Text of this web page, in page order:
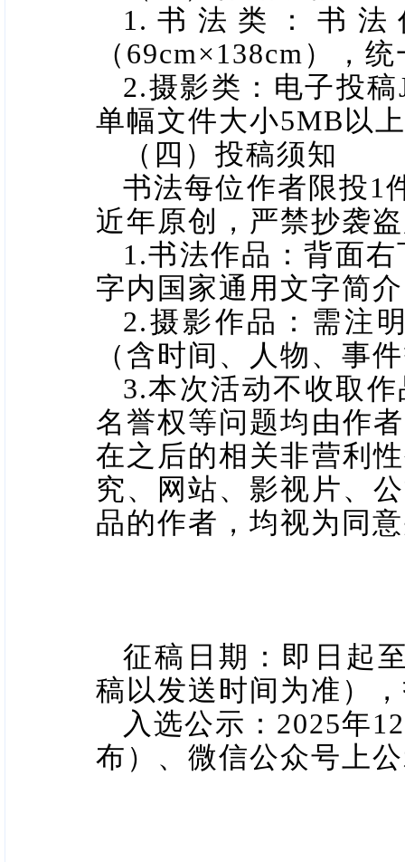
1. 书法类：书
（ 69cm×138cm），
2.摄影类：电子投稿
单幅文件大小5MB以
（四）投稿须知
书法每位作者限投1
近年原创，严禁抄袭
1.书法作品：背面
字内国家通用文字简
2.摄影作品：需注
（含时间、人物、事
3.本次活动不收取
名誉权等问题均由作
在之后的相关非营利
究、网站、影视片、
品的作者，均视为同
征稿日期：即日起
稿以发送时间为准）
入选公示： 2025年12
布）、微信公众号上